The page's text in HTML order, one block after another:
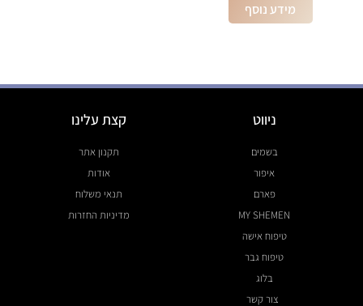
מידע נוסף
ניווט
בשמים
איפור
פארם
MY SHEMEN
טיפוח אישה
טיפוח גבר
בלוג
צור קשר
קצת עלינו
תקנון אתר
אודות
תנאי משלוח
מדיניות החזרות